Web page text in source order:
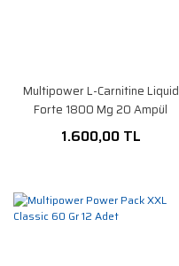
Multipower L-Carnitine Liquid
Forte 1800 Mg 20 Ampül
1.600,00 TL